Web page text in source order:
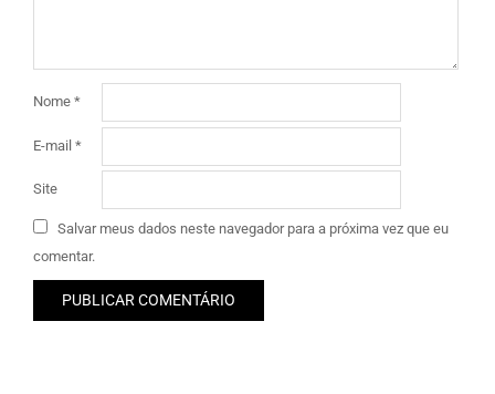
Nome *
E-mail *
Site
Salvar meus dados neste navegador para a próxima vez que eu
comentar.